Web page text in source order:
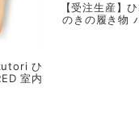
ひ
室内
【受注生産】
のきの履き物